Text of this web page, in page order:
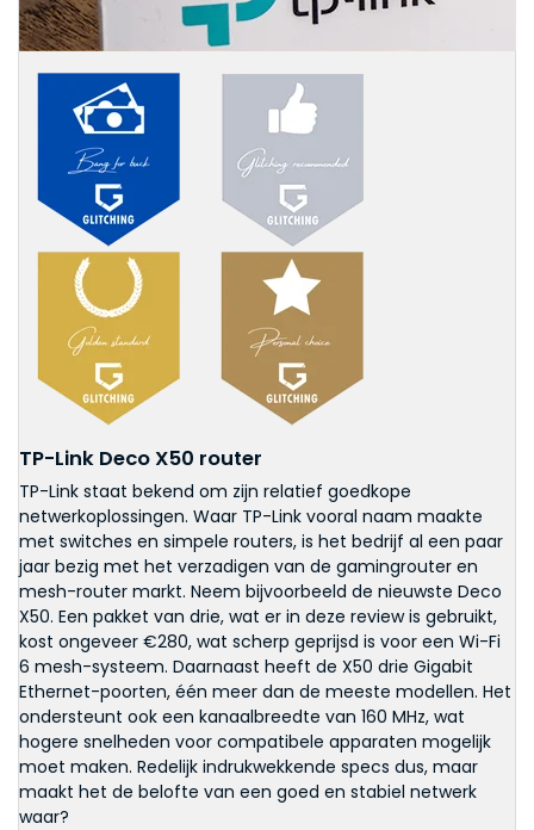
TP-Link Deco X50 router
TP-Link staat bekend om zijn relatief goedkope
netwerkoplossingen. Waar TP-Link vooral naam maakte
met switches en simpele routers, is het bedrijf al een paar
jaar bezig met het verzadigen van de gamingrouter en
mesh-router markt. Neem bijvoorbeeld de nieuwste Deco
X50. Een pakket van drie, wat er in deze review is gebruikt,
kost ongeveer €280, wat scherp geprijsd is voor een Wi-Fi
6 mesh-systeem. Daarnaast heeft de X50 drie Gigabit
Ethernet-poorten, één meer dan de meeste modellen. Het
ondersteunt ook een kanaalbreedte van 160 MHz, wat
hogere snelheden voor compatibele apparaten mogelijk
moet maken. Redelijk indrukwekkende specs dus, maar
maakt het de belofte van een goed en stabiel netwerk
waar?